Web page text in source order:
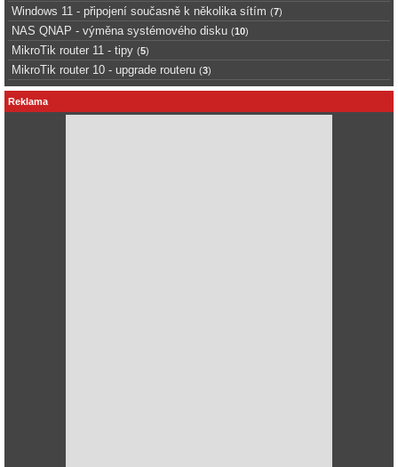
Windows 11 - připojení současně k několika sítím (7)
NAS QNAP - výměna systémového disku (10)
MikroTik router 11 - tipy (5)
MikroTik router 10 - upgrade routeru (3)
Reklama